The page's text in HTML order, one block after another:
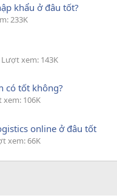
khẩu ở đâu tốt?
233K
Lượt xem: 143K
có tốt không?
xem: 106K
online ở đâu tốt
xem: 66K